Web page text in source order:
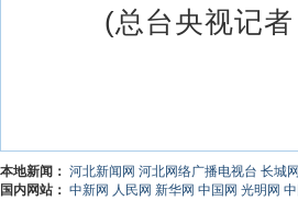
(总台央视记者
本地新闻： 河北新闻网 河北网络广播电视台 长城网
国内网站： 中新网 人民网 新华网 中国网 光明网